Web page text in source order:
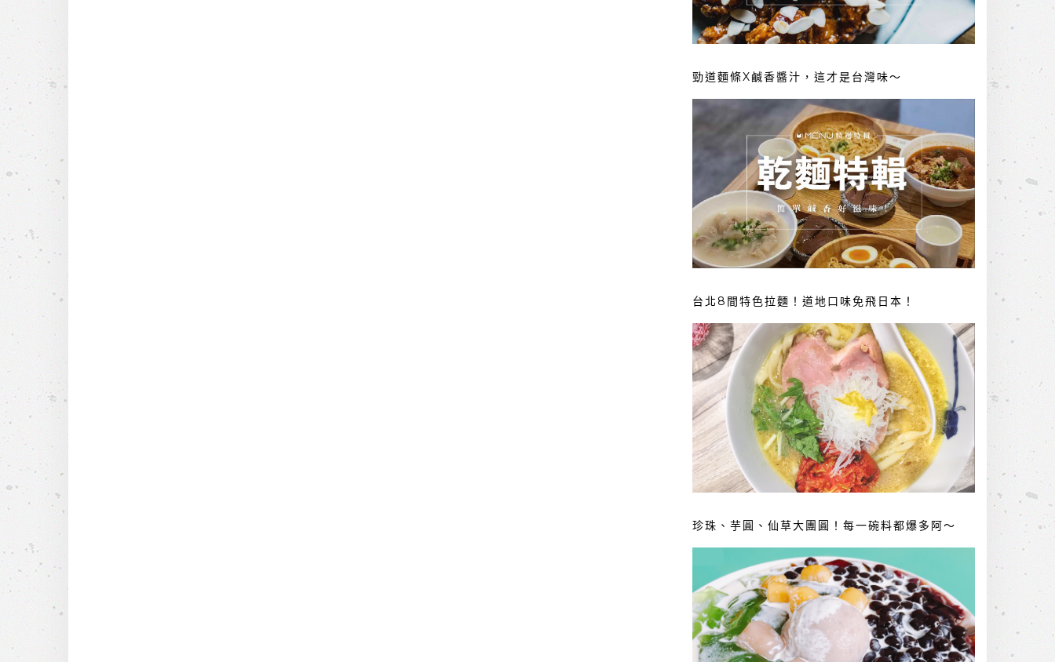
勁道麵條X鹹香醬汁，這才是台灣味～
台北8間特色拉麵！道地口味免飛日本！
珍珠、芋圓、仙草大團圓！每一碗料都爆多阿～